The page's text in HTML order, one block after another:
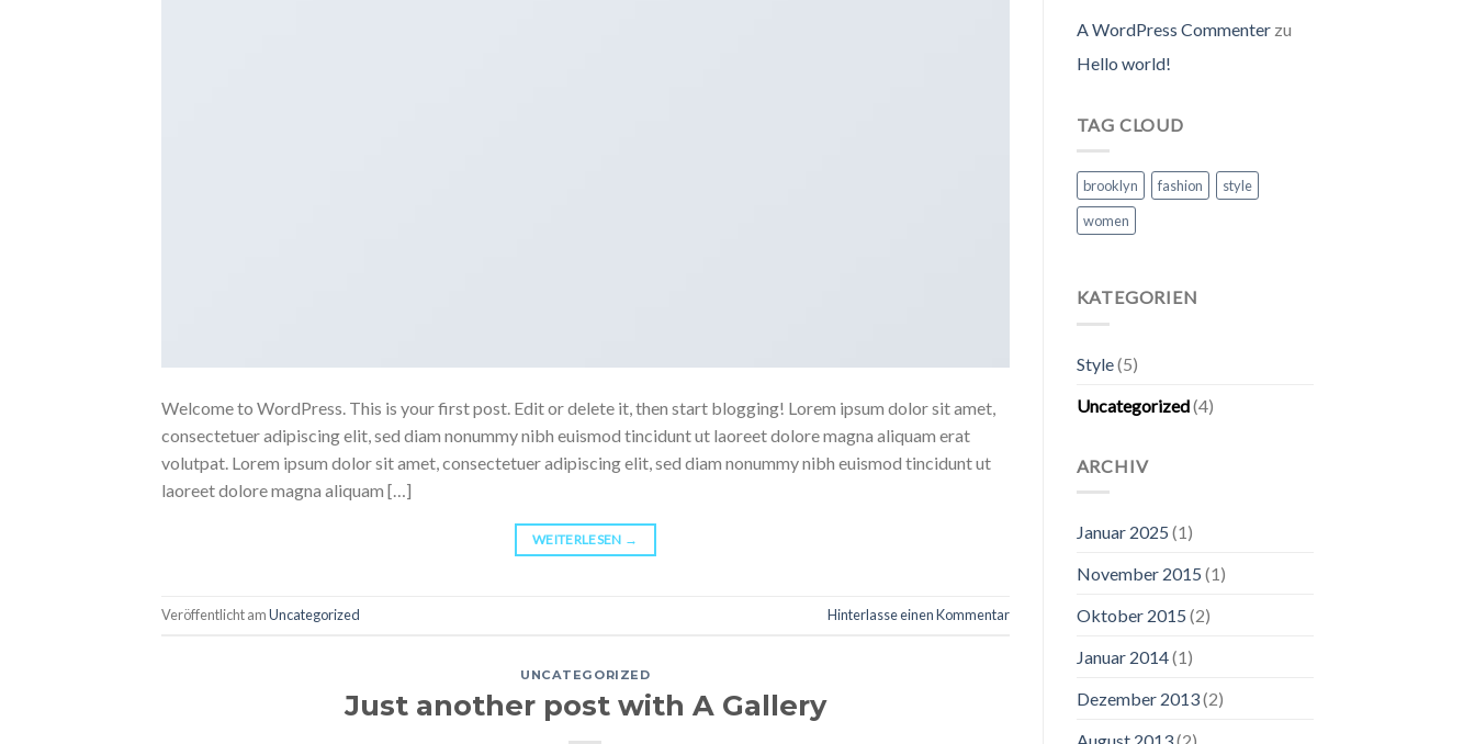
Welcome to WordPress. This is your first post. Edit or delete it, then start blogging! Lorem ipsum dolor sit amet,
consectetuer adipiscing elit, sed diam nonummy nibh euismod tincidunt ut laoreet dolore magna aliquam erat
volutpat. Lorem ipsum dolor sit amet, consectetuer adipiscing elit, sed diam nonummy nibh euismod tincidunt ut
laoreet dolore magna aliquam […]
WEITERLESEN →
Veröffentlicht amUncategorized Hinterlasse einen Kommentar
UNCATEGORIZED
Just another post with A Gallery
A WordPress Commenterzu
Hello world!
TAG CLOUD
brooklyn fashion
style
women
KATEGORIEN
Style(5)
Uncategorized(4)
ARCHIV
Januar 2025 (1)
November 2015 (1)
Oktober 2015 (2)
Januar 2014(1)
Dezember 2013(2)